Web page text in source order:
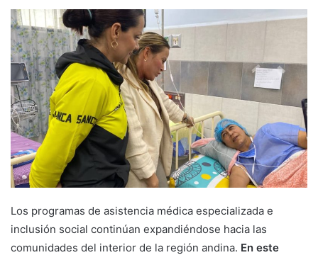
Los programas de asistencia médica especializada e
inclusión social continúan expandiéndose hacia las
comunidades del interior de la región andina. En este